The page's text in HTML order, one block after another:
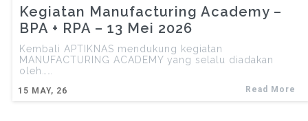
Kegiatan Manufacturing Academy –
BPA + RPA – 13 Mei 2026
15 MAY, 26
Kembali APTIKNAS mendukung kegiatan
MANUFACTURING ACADEMY yang selalu diadakan
oleh……
Read More